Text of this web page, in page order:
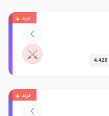
ترند 🔥
⚔️
ترند 🔥